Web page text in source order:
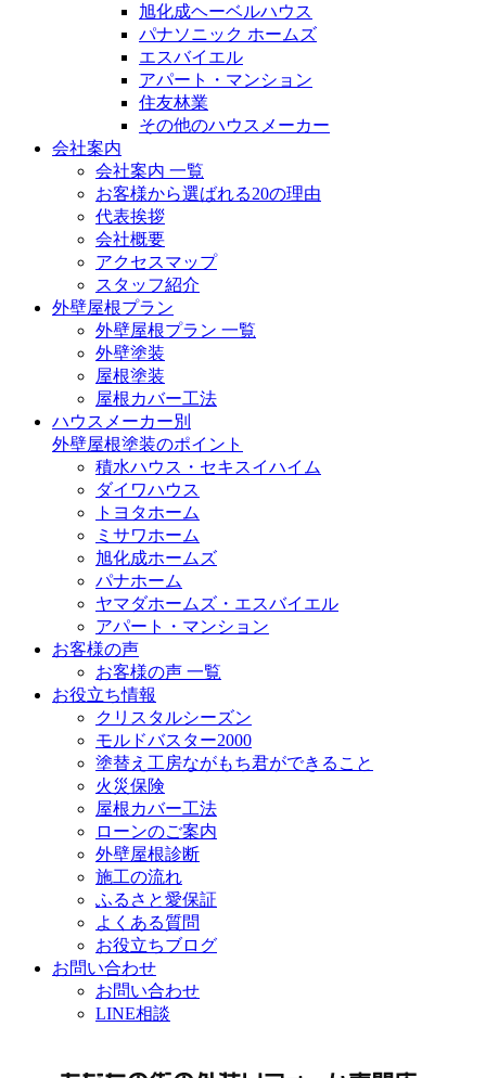
旭化成ヘーベルハウス
パナソニック ホームズ
エスバイエル
アパート・マンション
住友林業
その他のハウスメーカー
会社案内
会社案内 一覧
お客様から選ばれる20の理由
代表挨拶
会社概要
アクセスマップ
スタッフ紹介
外壁屋根プラン
外壁屋根プラン 一覧
外壁塗装
屋根塗装
屋根カバー工法
ハウスメーカー別
外壁屋根塗装のポイント
積水ハウス・セキスイハイム
ダイワハウス
トヨタホーム
ミサワホーム
旭化成ホームズ
パナホーム
ヤマダホームズ・エスバイエル
アパート・マンション
お客様の声
お客様の声 一覧
お役立ち情報
クリスタルシーズン
モルドバスター2000
塗替え工房ながもち君ができること
火災保険
屋根カバー工法
ローンのご案内
外壁屋根診断
施工の流れ
ふるさと愛保証
よくある質問
お役立ちブログ
お問い合わせ
お問い合わせ
LINE相談